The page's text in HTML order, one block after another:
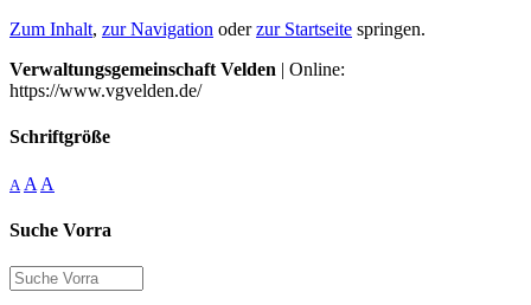
Zum Inhalt, zur Navigation oderzur Startseite springen.
Verwaltungsgemeinschaft Velden | Online:
https://www.vgvelden.de/
Schriftgröße
A A A
Suche Vorra